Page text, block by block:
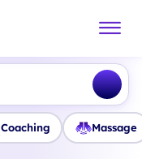
Coaching Massage